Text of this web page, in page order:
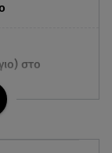
στο
πίσω από